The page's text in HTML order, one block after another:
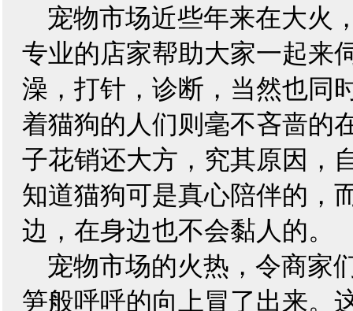
宠物市场近些年来在大火
专业的店家帮助大家一起来
澡，打针，诊断，当然也同
着猫狗的人们则毫不吝啬的
子花销还大方，究其原因，
知道猫狗可是真心陪伴的，
边，在身边也不会黏人的。
宠物市场的火热，令商家
笋般呼呼的向上冒了出来。